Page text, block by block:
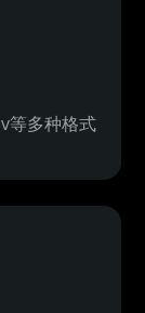
多种格式